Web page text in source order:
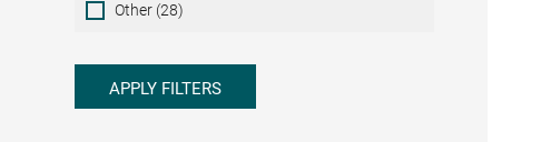
Other (28)
APPLY FILTERS